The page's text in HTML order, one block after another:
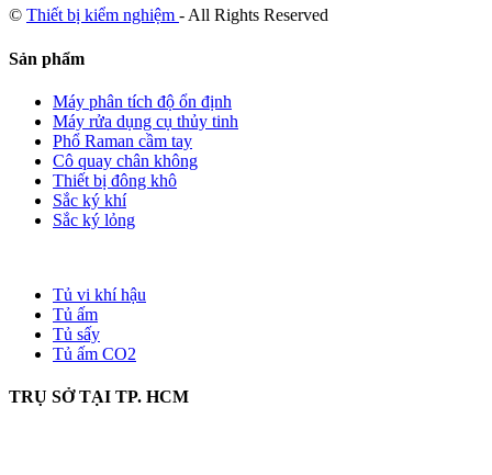
© Thiết bị kiểm nghiệm - All Rights Reserved
Sản phẩm
Máy phân tích độ ổn định
Máy rửa dụng cụ thủy tinh
Phổ Raman cầm tay
Cô quay chân không
Thiết bị đông khô
Sắc ký khí
Sắc ký lỏng
Tủ vi khí hậu
Tủ ấm
Tủ sấy
Tủ ấm CO2
TRỤ SỞ TẠI TP. HCM